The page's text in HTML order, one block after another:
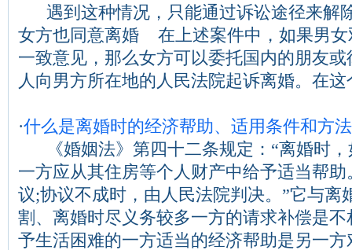
遇到这种情况，只能通过诉讼途径来解
女方也同意离婚 在上述案件中，如果男女
一致意见，那么女方可以委托国内的朋友
人向男方所在地的人民法院起诉离婚。在这
·什么是离婚时的经济帮助、适用条件和方
《婚姻法》第四十二条规定：“离婚时，
一方应从其住房等个人财产中给予适当帮
议;协议不成时，由人民法院判决。”它与离
割、离婚时尽义务较多一方的请求补偿是
予生活困难的一方适当的经济帮助是另一方